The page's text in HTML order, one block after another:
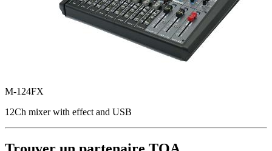
M-124FX
12Ch mixer with effect and USB